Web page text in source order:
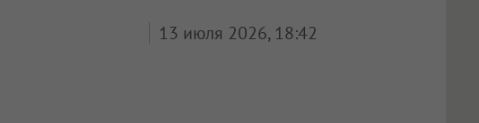
13 июля 2026, 18:42